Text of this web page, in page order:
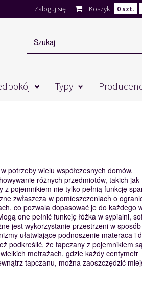
Koszyk 0szt.
Zaloguj się
Typy
potrzeby wielu współczesnych domów.
różnych przedmiotów, takich jak
pojemnikiem nie tylko pełnią funkcję
zwłaszcza w pomieszczeniach o
co pozwala dopasować je do każdego
one pełnić funkcję łóżka w sypialni,
jest wykorzystanie przestrzeni w sposób
ułatwiające podnoszenie materaca i
podkreślić, że tapczany z pojemnikiem są
metrażach, gdzie każdy centymetr
tapczanu, można zaoszczędzić